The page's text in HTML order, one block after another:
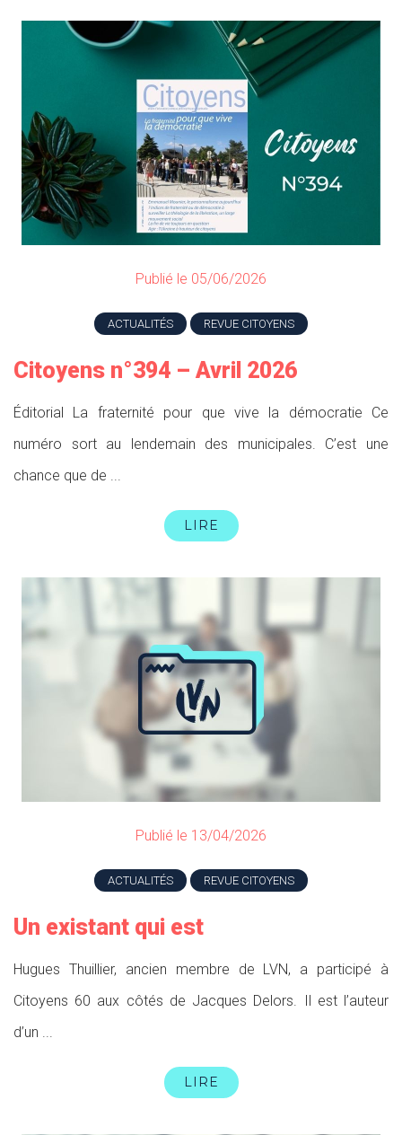
Publié le 05/06/2026
ACTUALITÉS REVUE CITOYENS
Citoyens n°394 – Avril 2026
Éditorial La fraternité pour que vive la démocratie Ce
numéro sort au lendemain des municipales. C’est une
chance que de ...
LIRE
Publié le 13/04/2026
ACTUALITÉS REVUE CITOYENS
Un existant qui est
Hugues Thuillier, ancien membre de LVN, a participé à
Citoyens 60 aux côtés de Jacques Delors. Il est l’auteur
d’un ...
LIRE